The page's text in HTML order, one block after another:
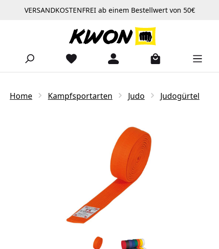
Zum Hauptinhalt springen
VERSANDKOSTENFREI ab einem Bestellwert von 50€
Home Kampfsportarten Judo Judogürtel